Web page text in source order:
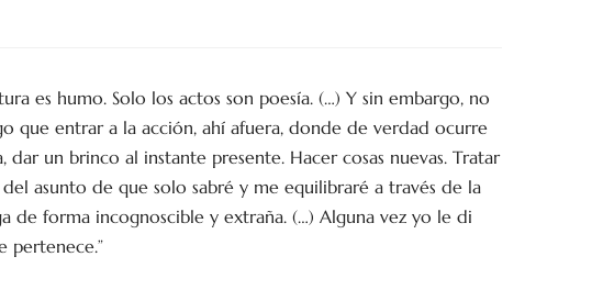
es humo. Solo los actos son poesía. (…) Y sin embargo, no
que entrar a la acción, ahí afuera, donde de verdad ocurre
un brinco al instante presente. Hacer cosas nuevas. Tratar
asunto de que solo sabré y me equilibraré a través de la
de forma incognoscible y extraña. (…) Alguna vez yo le di
pertenece.”